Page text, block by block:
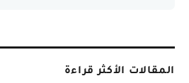
المقالات الأكثر قراءة